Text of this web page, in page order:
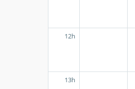
12h
13h